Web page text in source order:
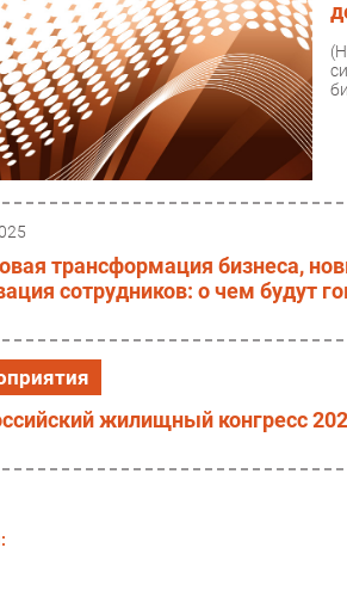
трансформация бизнеса,
сотрудников: о чем будут
жилищный конгресс